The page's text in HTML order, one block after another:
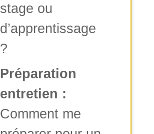
stage ou
d’apprentissage
?
Préparation
entretien :
Comment me